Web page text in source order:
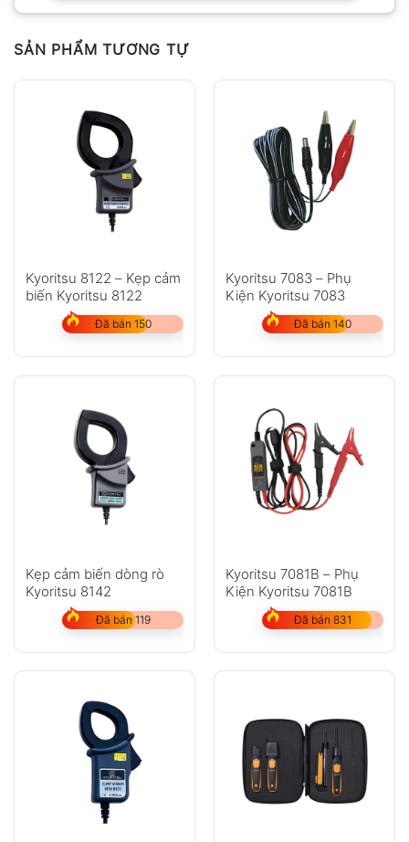
SẢN PHẨM TƯƠNG TỰ
Kyoritsu 8122 – Kẹp cảm
biến Kyoritsu 8122
Đã bán 150
Kyoritsu 7083 – Phụ
Kiện Kyoritsu 7083
Đã bán 140
Kẹp cảm biến dòng rò
Kyoritsu 8142
Đã bán 119
Kyoritsu 7081B – Phụ
Kiện Kyoritsu 7081B
Đã bán 831